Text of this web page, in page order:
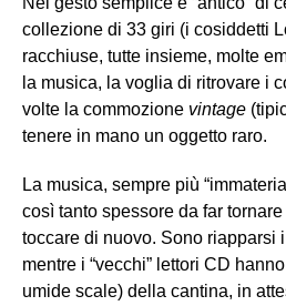
collezione di 33 giri (i cosiddetti
racchiuse, tutte insieme, molte
la musica, la voglia di ritrovare i
volte la commozione vintage
tenere in mano un oggetto raro.
La musica, sempre più
così tanto spessore da far
toccare di nuovo. Sono riapparsi
mentre i “vecchi” lettori CD
umide scale) della cantina, in